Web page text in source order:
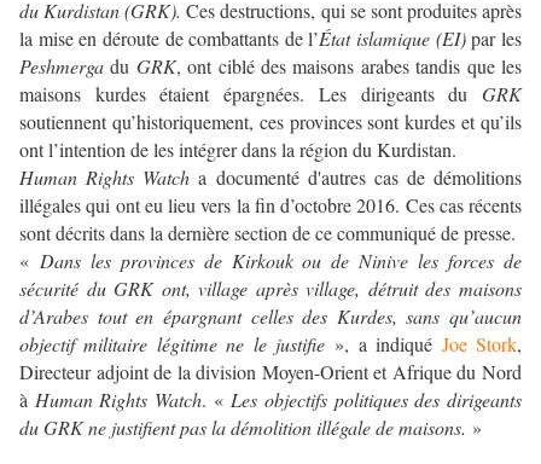
du Kurdistan (GRK). Ces destructions, qui se sont produites après
la mise en déroute de combattants de l’État islamique (EI)par les
Peshmerga du GRK, ont ciblé des maisons arabes tandis que les
maisons kurdes étaient épargnées. Les dirigeants du GRK
soutiennent qu’historiquement, ces provinces sont kurdes et qu’ils
ont l’intention de les intégrer dans la région du Kurdistan.
Human Rights Watch a documenté d'autres cas de démolitions
illégales qui ont eu lieu vers la fin d’octobre 2016. Ces cas récents
sont décrits dans la dernière section de ce communiqué de presse.
« Dans les provinces de Kirkouk ou de Ninive les forces de
sécurité du GRK ont, village après village, détruit des maisons
d’Arabes tout en épargnant celles des Kurdes, sans qu’aucun
objectif militaire légitime ne le justifie », a indiqué Joe Stork,
Directeur adjoint de la division Moyen-Orient et Afrique du Nord
à Human Rights Watch. « Les objectifs politiques des dirigeants
du GRK ne justifient pas la démolition illégale de maisons. »